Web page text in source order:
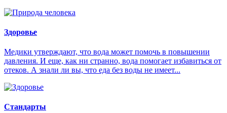
Здоровье
Медики утверждают, что вода может помочь в повышении
давления. И еще, как ни странно, вода помогает избавиться от
отеков. А знали ли вы, что еда без воды не имеет...
Стандарты